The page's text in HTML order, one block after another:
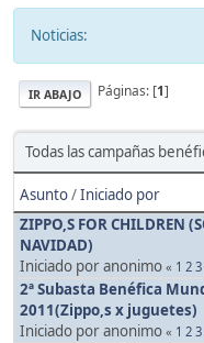
Noticias:
IR ABAJO Páginas: [1]
Todas las campañas
Asunto/Iniciado por
ZIPPO,S FOR CHILDREN
NAVIDAD)
Iniciado por anonimo « 1 2 3
2ª Subasta Benéfica
2011(Zippo,s x juguetes)
Iniciado por anonimo « 1 2 3